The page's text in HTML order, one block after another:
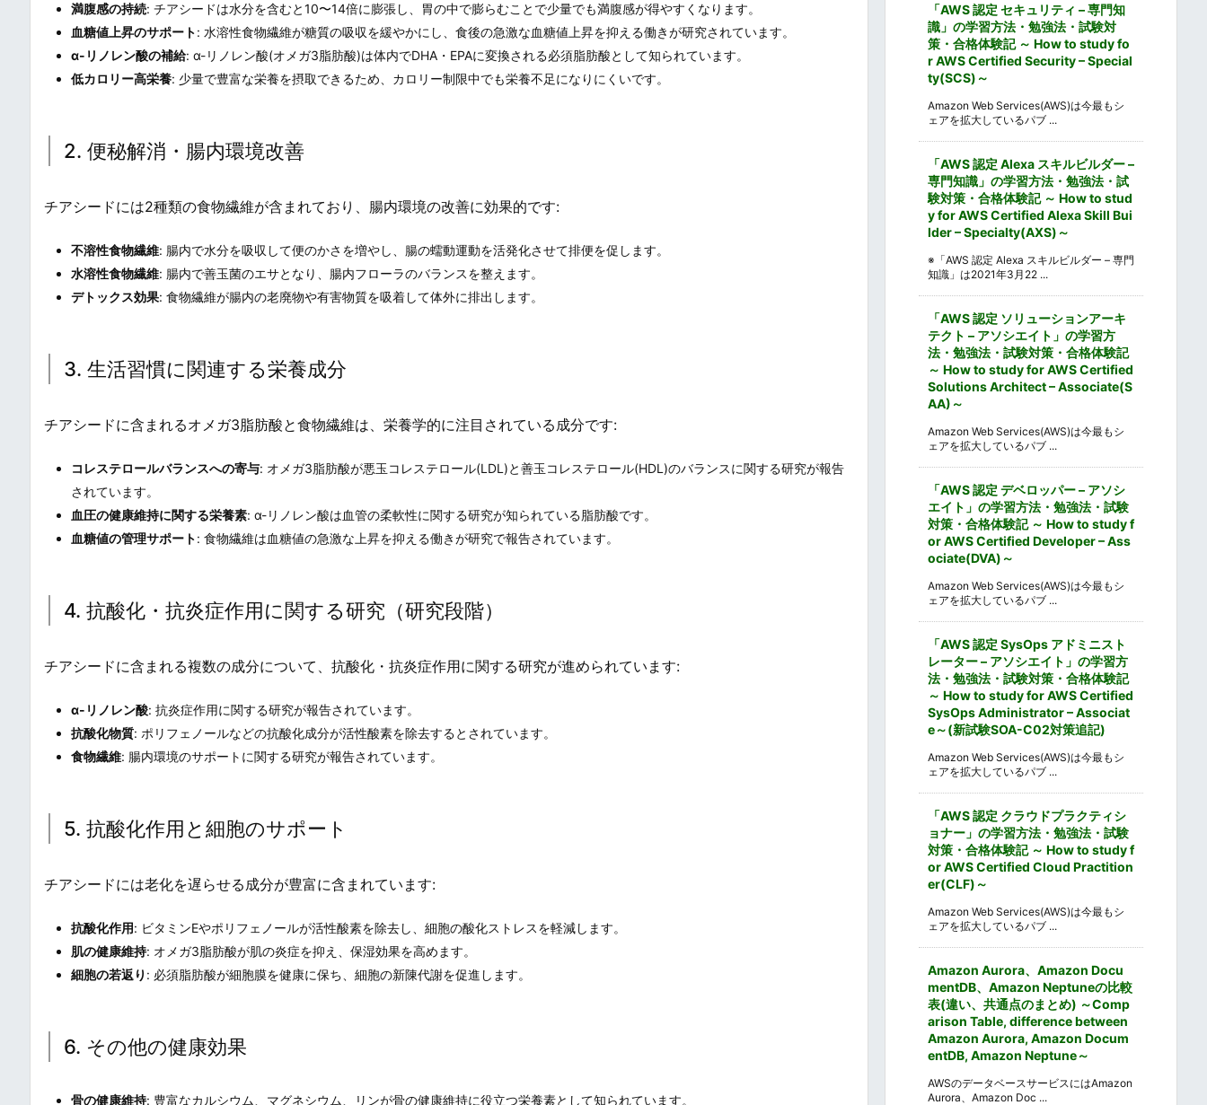
満腹感の持続: チアシードは水分を含むと10〜14倍に膨張し、胃の中で膨らむことで少量でも満腹感が得やすくなります。
血糖値上昇のサポート: 水溶性食物繊維が糖質の吸収を緩やかにし、食後の急激な血糖値上昇を抑える働きが研究されています。
α-リノレン酸の補給: α-リノレン酸(オメガ3脂肪酸)は体内でDHA・EPAに変換される必須脂肪酸として知られています。
低カロリー高栄養: 少量で豊富な栄養を摂取できるため、カロリー制限中でも栄養不足になりにくいです。
2. 便秘解消・腸内環境改善
チアシードには2種類の食物繊維が含まれており、腸内環境の改善に効果的です:
不溶性食物繊維: 腸内で水分を吸収して便のかさを増やし、腸の蠕動運動を活発化させて排便を促します。
水溶性食物繊維: 腸内で善玉菌のエサとなり、腸内フローラのバランスを整えます。
デトックス効果: 食物繊維が腸内の老廃物や有害物質を吸着して体外に排出します。
3. 生活習慣に関連する栄養成分
チアシードに含まれるオメガ3脂肪酸と食物繊維は、栄養学的に注目されている成分です:
コレステロールバランスへの寄与: オメガ3脂肪酸が悪玉コレステロール(LDL)と善玉コレステロール(HDL)のバランスに関する研究が報告
されています。
血圧の健康維持に関する栄養素: α-リノレン酸は血管の柔軟性に関する研究が知られている脂肪酸です。
血糖値の管理サポート: 食物繊維は血糖値の急激な上昇を抑える働きが研究で報告されています。
4. 抗酸化・抗炎症作用に関する研究（研究段階）
チアシードに含まれる複数の成分について、抗酸化・抗炎症作用に関する研究が進められています:
α-リノレン酸: 抗炎症作用に関する研究が報告されています。
抗酸化物質: ポリフェノールなどの抗酸化成分が活性酸素を除去するとされています。
食物繊維: 腸内環境のサポートに関する研究が報告されています。
5. 抗酸化作用と細胞のサポート
チアシードには老化を遅らせる成分が豊富に含まれています:
抗酸化作用: ビタミンEやポリフェノールが活性酸素を除去し、細胞の酸化ストレスを軽減します。
肌の健康維持: オメガ3脂肪酸が肌の炎症を抑え、保湿効果を高めます。
細胞の若返り : 必須脂肪酸が細胞膜を健康に保ち、細胞の新陳代謝を促進します。
6. その他の健康効果
骨の健康維持: 豊富なカルシウム、マグネシウム、リンが骨の健康維持に役立つ栄養素として知られています。
「AWS 認定 セキュリティ – 専門知
識」の学習方法・勉強法・試験対
策・合格体験記 ～ How to study fo
r AWS Certified Security – Special
ty(SCS)～
Amazon Web Services(AWS)は今最もシ
ェアを拡大しているパブ ...
「AWS 認定 Alexa スキルビルダー –
専門知識」の学習方法・勉強法・試
験対策・合格体験記 ～ How to stud
y for AWS Certified Alexa Skill Bui
lder – Specialty(AXS)～
※「AWS 認定 Alexa スキルビルダー – 専門
知識」は2021年3月22 ...
「AWS 認定 ソリューションアーキ
テクト – アソシエイト」の学習方
法・勉強法・試験対策・合格体験記
～ How to study for AWS Certified
Solutions Architect – Associate(S
AA)～
Amazon Web Services(AWS)は今最もシ
ェアを拡大しているパブ ...
「AWS 認定 デベロッパー – アソシ
エイト」の学習方法・勉強法・試験
対策・合格体験記 ～ How to study f
or AWS Certified Developer – Ass
ociate(DVA)～
Amazon Web Services(AWS)は今最もシ
ェアを拡大しているパブ ...
「AWS 認定 SysOps アドミニスト
レーター – アソシエイト」の学習方
法・勉強法・試験対策・合格体験記
～ How to study for AWS Certified
SysOps Administrator – Associat
e～(新試験SOA-C02対策追記)
Amazon Web Services(AWS)は今最もシ
ェアを拡大しているパブ ...
「AWS 認定 クラウドプラクティシ
ョナー」の学習方法・勉強法・試験
対策・合格体験記 ～ How to study f
or AWS Certified Cloud Practition
er(CLF)～
Amazon Web Services(AWS)は今最もシ
ェアを拡大しているパブ ...
Amazon Aurora、Amazon Docu
mentDB、Amazon Neptuneの比較
表(違い、共通点のまとめ) ～Comp
arison Table, difference between
Amazon Aurora, Amazon Docum
entDB, Amazon Neptune～
AWSのデータベースサービスにはAmazon
Aurora、Amazon Doc ...